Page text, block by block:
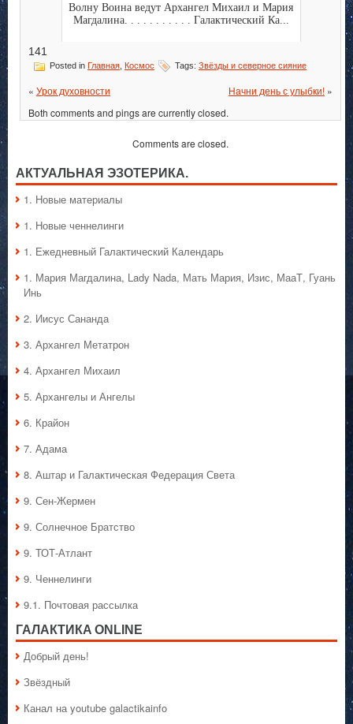
Волну Воина ведут Архангел Михаил и Мария
Магдалина. . . . . . . . . . . Галактический Ка...
141
Posted in Главная Космос Tags: Звёзды и северное сияние
« Урок духовности Начни день с улыбки! »
Both comments and pings are currently closed.
Comments are closed.
АКТУАЛЬНАЯ ЭЗОТЕРИКА.
1. Hовые материалы
1. Hовые ченнелинги
1. Ежедневный Галактический Календарь
1. Мария Магдалина, Lady Nada, Мать Мария, Изис, МааТ, Гуань
Инь
2. Иисус Сананда
3. Архангел Метатрон
4. Архангел Михаил
5. Архангелы и Ангелы
6. Крайон
7. Адама
8. Аштар и Галактическая Федерация Света
9. Сен-Жермен
9. Солнечное Братство
9. ТОТ-Атлант
9. Ченнелинги
9.1. Почтовая рассылка
ГАЛАКТИКA ONLINE
Добрый день!
Звёздный
Канал на youtube galactikainfo